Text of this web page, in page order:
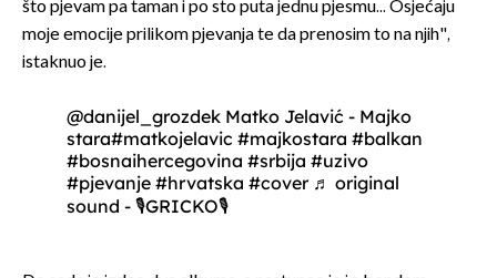
što pjevam pa taman i po sto puta jednu pjesmu... Osjećaju
moje emocije prilikom pjevanja te da prenosim to na njih",
istaknuo je.
@danijel_grozdek Matko Jelavić - Majko
stara#matkojelavic #majkostara #balkan
#bosnaihercegovina #srbija #uzivo
#pjevanje #hrvatska #cover ♬ original
sound - 🎙️GRICKO🎙️